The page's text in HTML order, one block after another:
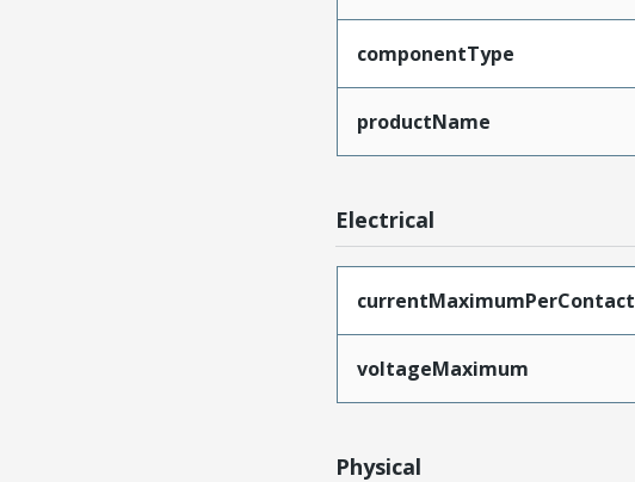
componentType
productName
Electrical
currentMaximumPerContact
voltageMaximum
Physical